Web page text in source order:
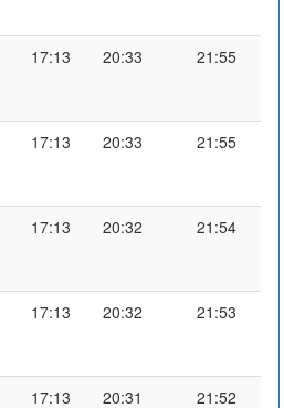
17:13 20:33 21:55
17:13 20:33 21:55
17:13 20:32 21:54
17:13 20:32 21:53
17:13 20:31 21:52